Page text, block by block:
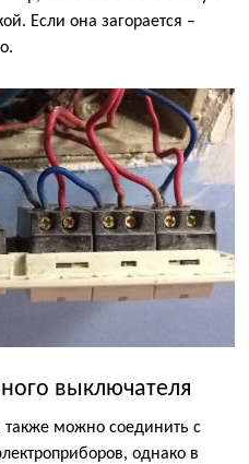
Если она загорается –
выключателя
можно соединить с
однако в